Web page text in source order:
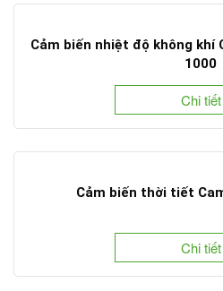
Cảm biến nhiệt độ không khí
1000
Chi tiết
Cảm biến thời tiết
Chi tiết